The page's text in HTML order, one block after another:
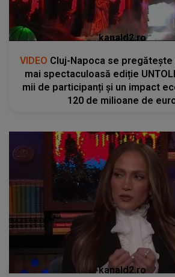
kanald2.ro
VIDEO Cluj-Napoca se
mai spectaculoasă ediție
mii de participanți și un impact
120 de milioane de
kanald2.ro